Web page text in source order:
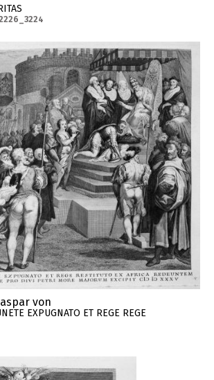
von
EXPUGNATO ET REGE REGE